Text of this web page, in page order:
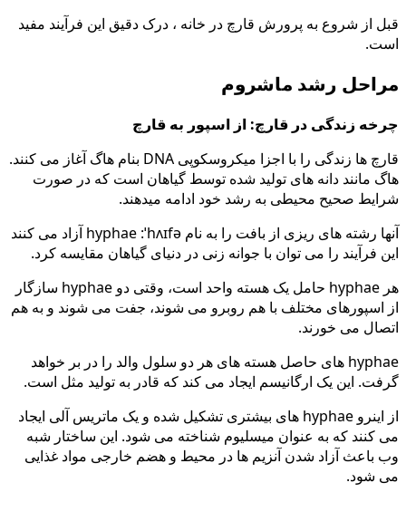
قبل از شروع به پرورش قارچ در خانه ، درک دقیق این فرآیند مفید
است.
مراحل رشد ماشروم
چرخه زندگی در قارچ: از اسپور به قارچ
قارچ ها زندگی را با اجزا میکروسکوپی DNA بنام هاگ آغاز می کنند.
هاگ مانند دانه های تولید شده توسط گیاهان است که در صورت
شرایط صحیح محیطی به رشد خود ادامه میدهند.
آنها رشته های ریزی از بافت را به نام hyphae :ˈhʌɪfə آزاد می کنند
این فرآیند را می توان با جوانه زنی در دنیای گیاهان مقایسه کرد.
هر hyphae حامل یک هسته واحد است، وقتی دو hyphae سازگار
از اسپورهای مختلف با هم روبرو می شوند، جفت می شوند و به هم
اتصال می خورند.
hyphae های حاصل هسته های هر دو سلول والد را در بر خواهد
گرفت. این یک ارگانیسم ایجاد می کند که قادر به تولید مثل است.
از اینرو hyphae های بیشتری تشکیل شده و یک ماتریس آلی ایجاد
می کنند که به عنوان میسلیوم شناخته می شود. این ساختار شبه
وب باعث آزاد شدن آنزیم ها در محیط و هضم خارجی مواد غذایی
می شود.